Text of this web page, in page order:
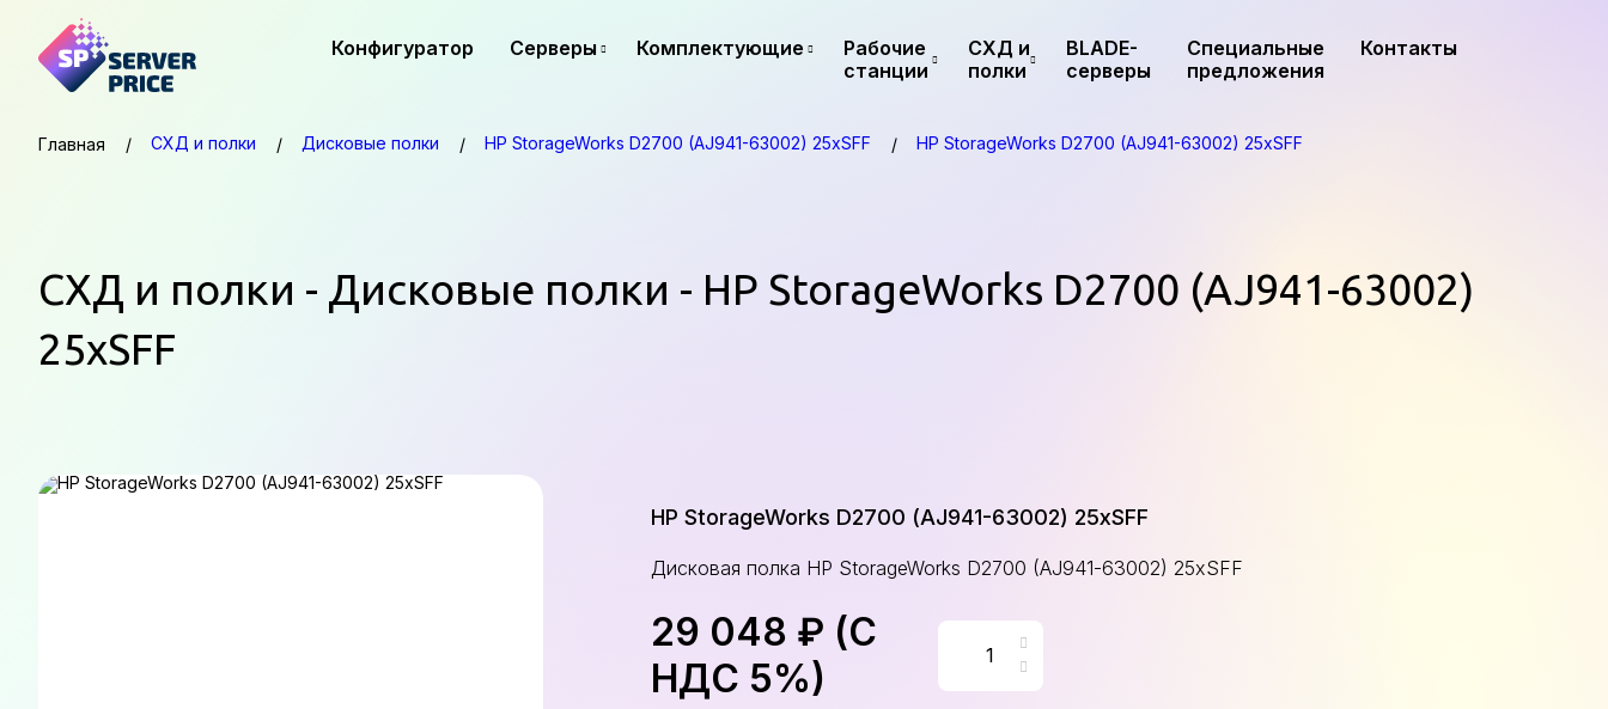
Конфигуратор Серверы Комплектующие
Рабочие
станции
СХД и
полки
BLADE-
серверы
Специальные
предложения
Контакты
Главная СХД и полки Дисковые полки HP StorageWorks D2700 (AJ941-63002) 25xSFF HP StorageWorks D2700 (AJ941-63002) 25xSFF
СХД и полки - Дисковые полки - HP StorageWorks D2700 (AJ941-63002)
25xSFF
HP StorageWorks D2700 (AJ941-63002) 25xSFF
Дисковая полка HP StorageWorks D2700 (AJ941-63002) 25xSFF
29 048 ₽ (С
НДС 5%)